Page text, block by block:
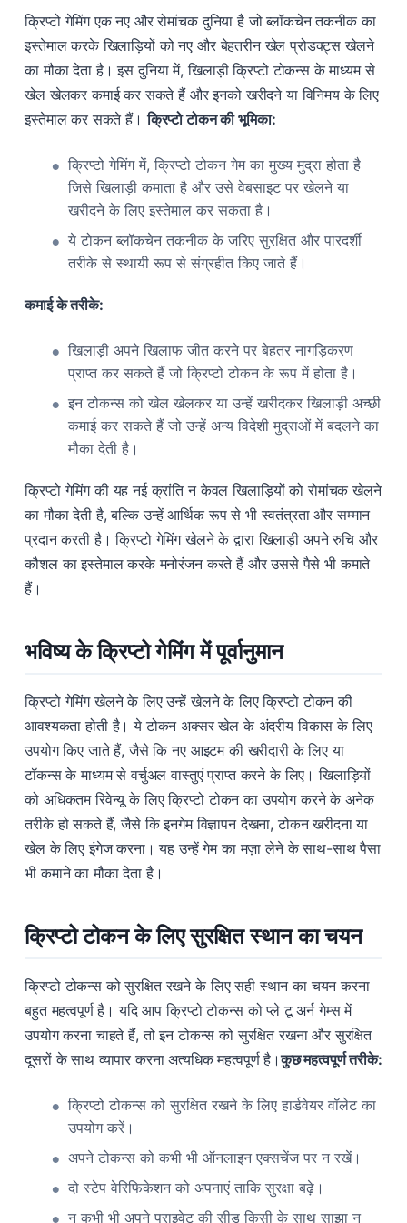
क्रिप्टो गेमिंग एक नए और रोमांचक दुनिया है जो ब्लॉकचेन तकनीक का
इस्तेमाल करके खिलाड़ियों को नए और बेहतरीन खेल प्रोडक्ट्स खेलने
का मौका देता है। इस दुनिया में, खिलाड़ी क्रिप्टो टोकन्स के माध्यम से
खेल खेलकर कमाई कर सकते हैं और इनको खरीदने या विनिमय के लिए
इस्तेमाल कर सकते हैं।क्रिप्टो टोकन की भूमिका:
क्रिप्टो गेमिंग में, क्रिप्टो टोकन गेम का मुख्य मुद्रा होता है
जिसे खिलाड़ी कमाता है और उसे वेबसाइट पर खेलने या
खरीदने के लिए इस्तेमाल कर सकता है।
ये टोकन ब्लॉकचेन तकनीक के जरिए सुरक्षित और पारदर्शी
तरीके से स्थायी रूप से संग्रहीत किए जाते हैं।
कमाई के तरीके:
खिलाड़ी अपने खिलाफ जीत करने पर बेहतर नागड़िकरण
प्राप्त कर सकते हैं जो क्रिप्टो टोकन के रूप में होता है।
इन टोकन्स को खेल खेलकर या उन्हें खरीदकर खिलाड़ी अच्छी
कमाई कर सकते हैं जो उन्हें अन्य विदेशी मुद्राओं में बदलने का
मौका देती है।
क्रिप्टो गेमिंग की यह नई क्रांति न केवल खिलाड़ियों को रोमांचक खेलने
का मौका देती है, बल्कि उन्हें आर्थिक रूप से भी स्वतंत्रता और सम्मान
प्रदान करती है। क्रिप्टो गेमिंग खेलने के द्वारा खिलाड़ी अपने रुचि और
कौशल का इस्तेमाल करके मनोरंजन करते हैं और उससे पैसे भी कमाते
हैं।
भविष्य के क्रिप्टो गेमिंग में पूर्वानुमान
क्रिप्टो गेमिंग खेलने के लिए उन्हें खेलने के लिए क्रिप्टो टोकन की
आवश्यकता होती है। ये टोकन अक्सर खेल के अंदरीय विकास के लिए
उपयोग किए जाते हैं, जैसे कि नए आइटम की खरीदारी के लिए या
टॉकन्स के माध्यम से वर्चुअल वास्तुएं प्राप्त करने के लिए। खिलाड़ियों
को अधिकतम रिवेन्यू के लिए क्रिप्टो टोकन का उपयोग करने के अनेक
तरीके हो सकते हैं, जैसे कि इनगेम विज्ञापन देखना, टोकन खरीदना या
खेल के लिए इंगेज करना। यह उन्हें गेम का मज़ा लेने के साथ-साथ पैसा
भी कमाने का मौका देता है।
क्रिप्टो टोकन के लिए सुरक्षित स्थान का चयन
क्रिप्टो टोकन्स को सुरक्षित रखने के लिए सही स्थान का चयन करना
बहुत महत्वपूर्ण है। यदि आप क्रिप्टो टोकन्स को प्ले टू अर्न गेम्स में
उपयोग करना चाहते हैं, तो इन टोकन्स को सुरक्षित रखना और सुरक्षित
दूसरों के साथ व्यापार करना अत्यधिक महत्वपूर्ण है।कुछ महत्वपूर्ण तरीके:
क्रिप्टो टोकन्स को सुरक्षित रखने के लिए हार्डवेयर वॉलेट का
उपयोग करें।
अपने टोकन्स को कभी भी ऑनलाइन एक्सचेंज पर न रखें।
दो स्टेप वेरिफिकेशन को अपनाएं ताकि सुरक्षा बढ़े।
न कभी भी अपने प्राइवेट की सीड किसी के साथ साझा न